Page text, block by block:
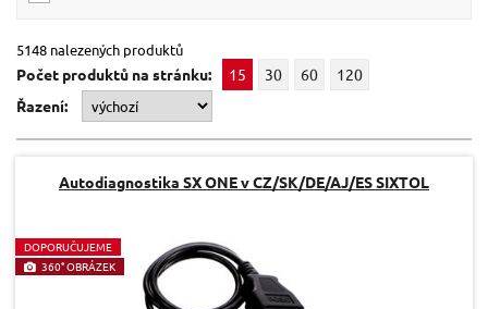
5148 nalezených produktů
Počet produktů na stránku: 15 30 60
120
Řazení:
Autodiagnostika SX ONE v CZ/SK/DE/AJ/ES SIXTOL
DOPORUČUJEME
360° OBRÁZEK